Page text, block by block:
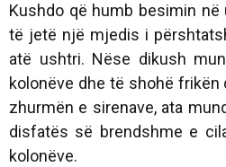
Kushdo që humb besimin
të jetë një mjedis i
atë ushtri. Nëse dikush
kolonëve dhe të shohë
zhurmën e sirenave, ata
disfatës së brendshme e
kolonëve.